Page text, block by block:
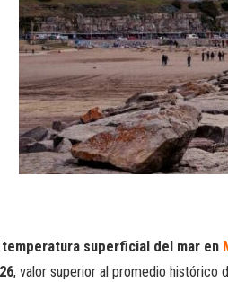
temperatura superficial del mar en
, valor superior al promedio histórico